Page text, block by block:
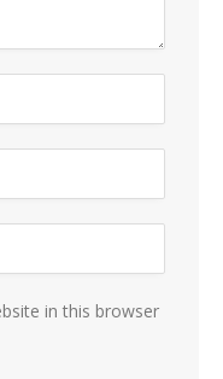
in this browser